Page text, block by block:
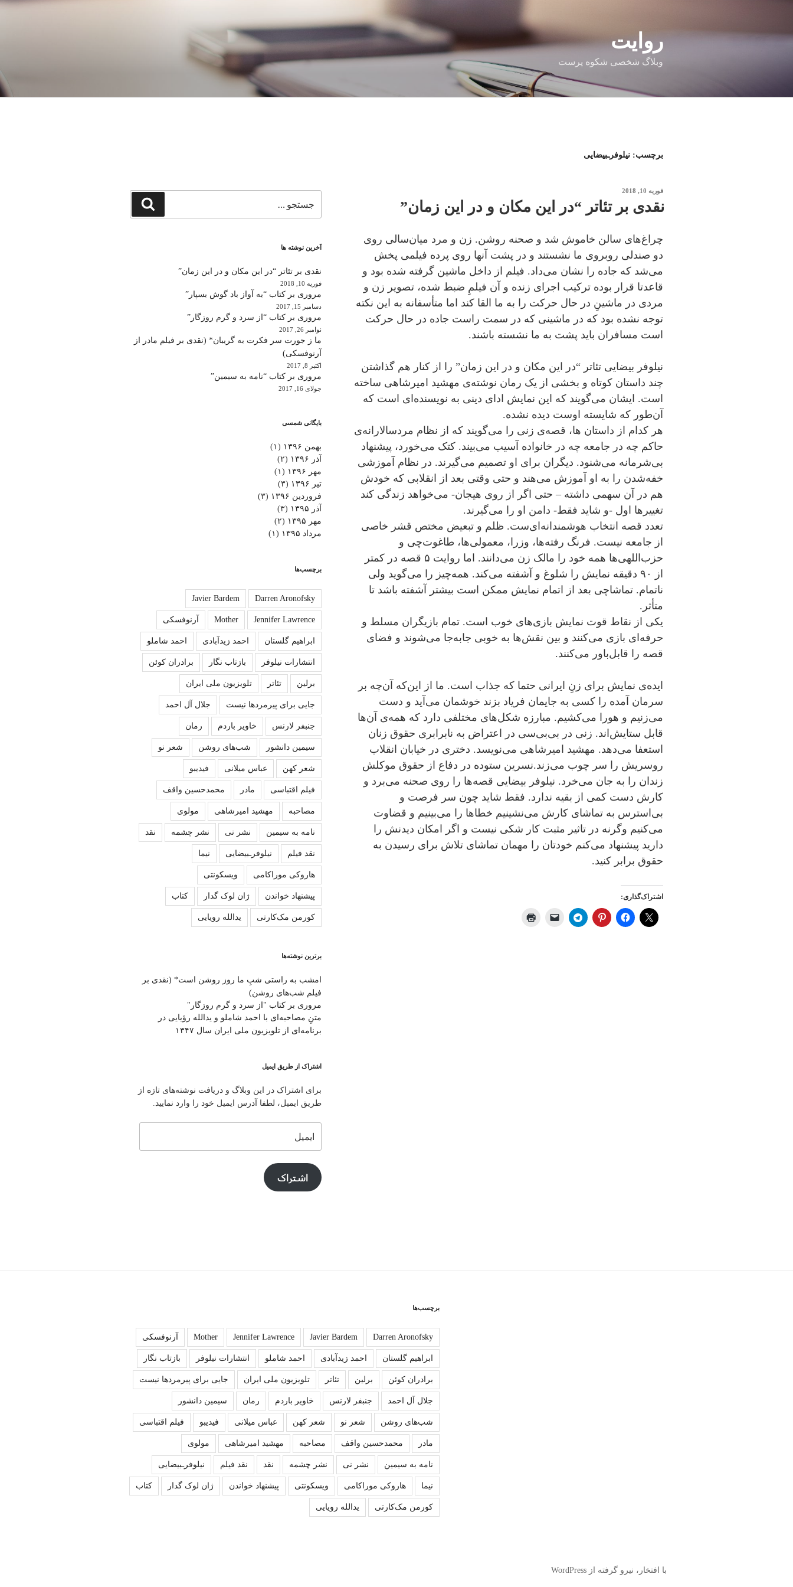
محتوا
روایت
وبلاگ شخصی شکوه پرست
برچسب: نیلوفرـبیضایی
نوشته‌شده
فوریه 10, 2018
نقدی بر تئاتر “در این مکان و در این زمان”
چراغ‌های سالن خاموش شد و صحنه روشن. زن و مرد میان‌سالی روی
دو صندلی روبروی ما نشستند و در پشت آنها روی پرده فیلمی پخش
می‌‌شد که جاده را نشان می‌داد. فیلم از داخل ماشین گرفته شده بود و
قاعدتا قرار بوده ترکیب اجرای زنده و آن فیلمِ ضبط شده، تصویر زن و
مردی در ماشینِ در حال حرکت را به ما القا کند اما متأسفانه به این نکته
توجه نشده بود که در ماشینی که در سمت راست جاده در حال حرکت
است مسافران باید پشت به ما نشسته باشند.
نیلوفر بیضایی تئاتر “در این مکان و در این زمان” را از کنار هم گذاشتن
چند داستان کوتاه و بخشی از یک رمان نوشته‌ی مهشید امیرشاهی ساخته
است. ایشان می‌گویند که این نمایش ادای دینی به نویسنده‌ای است که
آن‌طور که شایسته اوست دیده نشده.
هر کدام از داستان ها، قصه‌ی زنی را می‌گویند که از نظام مردسالارانه‌ی
حاکم چه در جامعه چه در خانواده آسیب می‌بیند. کتک می‌خورد، پیشنهاد
بی‌شرمانه می‌شنود. دیگران برای او تصمیم می‌گیرند. در نظام آموزشی
خفه‌شدن را به او آموزش می‌هند و حتی وقتی بعد از انقلابی که خودش
هم در آن سهمی داشته – حتی اگر از روی هیجان- می‌خواهد زندگی کند
تغییرها اول -و شاید فقط- دامن او را می‌گیرند.
تعدد قصه انتخاب هوشمندانه‌ای‌ست. ظلم و تبعیض مختص قشر خاصی
از جامعه نیست. فرنگ رفته‌ها، وزرا، معمولی‌ها، طاغوت‌چی و
حزب‌اللهی‌ها همه خود را مالک زن می‌دانند. اما روایت ۵ قصه در کمتر
از ۹۰ دقیقه نمایش را شلوغ و آشفته می‌کند. همه‌چیز را می‌گوید ولی
ناتمام. تماشاچی بعد از اتمام نمایش ممکن است بیشتر آشفته باشد تا
متأثر.
یکی از نقاط قوت نمایش بازی‌های خوب است. تمام بازیگران مسلط و
حرفه‌ای بازی می‌کنند و بین نقش‌ها به خوبی جابه‌جا می‌شوند و فضای
قصه را قابل‌باور می‌کنند.
ایده‌ی نمایش برای زنِ ایرانی حتما که جذاب است. ما از این‌که آن‌چه بر
سرمان آمده را کسی به جایمان فریاد بزند خوشمان می‌آید و دست
می‌زنیم و هورا می‌کشیم. مبارزه شکل‌های مختلفی دارد که همه‌ی آن‌ها
قابل ستایش‌اند. زنی در بی‌بی‌سی در اعتراض به نابرابری حقوق زنان
استعفا می‌دهد. مهشید امیرشاهی می‌نویسد. دختری در خیابان انقلاب
روسریش را سر چوب می‌زند.نسرین ستوده در دفاع از حقوق موکلش
زندان را به جان می‌خرد. نیلوفر بیضایی قصه‌ها را روی صحنه می‌برد و
کارش دست کمی از بقیه ندارد. فقط شاید چون سر فرصت و
بی‌استرس به تماشای کارش می‌نشینیم خطاها را می‌بینیم و قضاوت
می‌کنیم وگرنه در تاثیر مثبت کار شکی نیست و اگر امکان دیدنش را
دارید پیشنهاد می‌کنم خودتان را مهمان تماشای تلاش برای رسیدن به
حقوق برابر کنید.
اشتراک‌گذاری:
برای
جستجو
آخرین نوشته ها
نقدی بر تئاتر “در این مکان و در این زمان”
فوریه 10, 2018
مروری بر کتاب “به آواز باد گوش بسپار”
دسامبر 15, 2017
مروری بر کتاب “از سرد و گرم روزگار”
نوامبر 26, 2017
ما ز جورت سر فکرت به گریبان* (نقدی بر فیلم مادر از
آرنوفسکی)
اکتبر 8, 2017
مروری بر کتاب “نامه به سیمین”
جولای 16, 2017
بایگانی شمسی
بهمن ۱۳۹۶
(۱)
آذر ۱۳۹۶
(۲)
مهر ۱۳۹۶
(۱)
تیر ۱۳۹۶
(۳)
فروردین ۱۳۹۶
(۳)
آذر ۱۳۹۵
(۳)
مهر ۱۳۹۵
(۲)
مرداد ۱۳۹۵
(۱)
برچسب‌ها
Darren Aronofsky
Javier Bardem
Jennifer Lawrence
Mother آرنوفسکی
ابراهیم گلستان احمد زیدآبادی احمد شاملو
انتشارات نیلوفر بازتاب نگار برادران کوئن
برلین تئاتر تلویزیون ملی ایران
جایی برای پیرمردها نیست جلال آل احمد
جنبفر لارنس خاویر باردم رمان
سیمین دانشور شب‌های روشن شعر نو
شعر کهن عباس میلانی فیدیبو
فیلم اقتباسی مادر محمدحسین واقف
مصاحبه مهشید امیرشاهی مولوی
نامه به سیمین نشر نی نشر چشمه نقد
نقد فیلم نیلوفرـبیضایی نیما
هاروکی موراکامی ویسکونتی
پیشنهاد خواندن ژان لوک گدار کتاب
کورمن مک‌کارتی یدالله رویایی
برترین نوشته‌ها
امشب به راستی شبِ ما روز روشن است* (نقدی بر
فیلم شب‌های روشن)
مروری بر کتاب "از سرد و گرم روزگار"
متنِ‌ مصاحبه‌ای با احمد شاملو و یدالله رؤیایی در
برنامه‌ای از تلویزیون ملی ایران سال ۱۳۴۷
اشتراک از طریق ایمیل
برای اشتراک در این وبلاگ و دریافت نوشته‌های تازه از
طریق ایمیل، لطفا آدرس ایمیل خود را وارد نمایید.
اشتراک
برچسب‌ها
Darren Aronofsky
Javier Bardem
Jennifer Lawrence
Mother آرنوفسکی
ابراهیم گلستان احمد زیدآبادی احمد شاملو انتشارات نیلوفر بازتاب نگار
برادران کوئن برلین تئاتر تلویزیون ملی ایران جایی برای پیرمردها نیست
جلال آل احمد جنبفر لارنس خاویر باردم رمان سیمین دانشور
شب‌های روشن شعر نو شعر کهن عباس میلانی فیدیبو فیلم اقتباسی
مادر محمدحسین واقف مصاحبه مهشید امیرشاهی مولوی
نامه به سیمین نشر نی نشر چشمه نقد نقد فیلم نیلوفرـبیضایی
نیما هاروکی موراکامی ویسکونتی پیشنهاد خواندن ژان لوک گدار کتاب
کورمن مک‌کارتی یدالله رویایی
با افتخار، نیرو گرفته از WordPress